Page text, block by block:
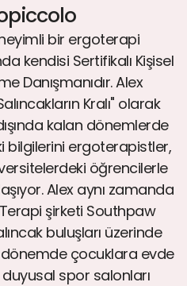
bir ergoterapi
kendisi Sertifikalı Kişisel
Danışmanıdır. Alex
Kralı" olarak
kalan dönemlerde
bilgilerini ergoterapistler,
öğrencilerle
Alex aynı zamanda
şirketi Southpaw
buluşları üzerinde
dönemde çocuklara evde
spor salonları